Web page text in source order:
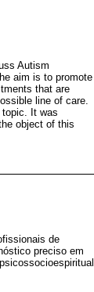
Autism
aim is to promote
that are
line of care.
It was
object of this
de
preciso em